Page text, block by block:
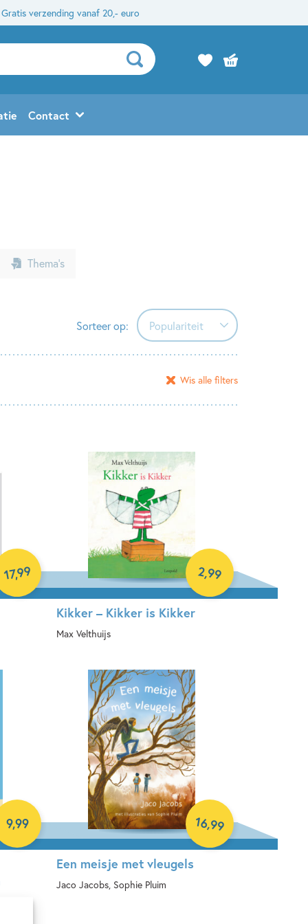
Gratis verzending vanaf 20,- euro
Contact
Thema’s
Sorteer op: Populariteit
Populariteit
Verschijningsdatum
Alfabetisch (A-Z)
Prijs (oplopend)
Prijs (aflopend)
Wis alle filters
17,99
Kikker – Kikker is Kikker
Max Velthuijs
2,99
9,99
Een meisje met vleugels
Jaco Jacobs, Sophie Pluim
16,99